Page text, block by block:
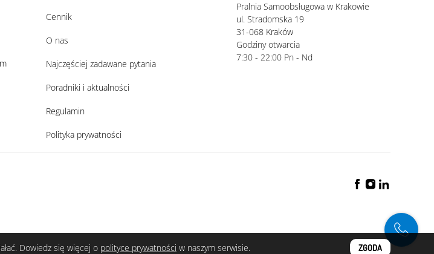
Cennik
O nas
Najczęściej zadawane pytania
Poradniki i aktualności
Regulamin
Polityka prywatności
Pralnia Samoobsługowa w Krakowie
ul. Stradomska 19
31-068 Kraków
Godziny otwarcia
7:30 - 22:00 Pn - Nd
Dowiedz się więcej o polityce prywatności w naszym serwisie. ZGODA